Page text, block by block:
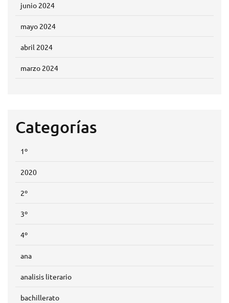
junio 2024
mayo 2024
abril 2024
marzo 2024
Categorías
1º
2020
2º
3º
4º
ana
analisis literario
bachillerato